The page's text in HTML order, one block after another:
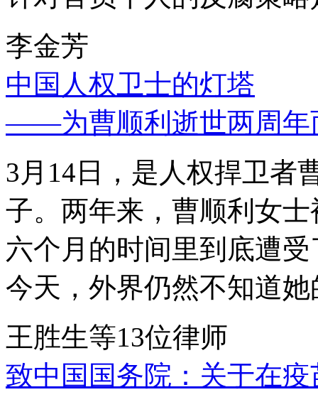
李金芳
中国人权卫士的灯塔
——为曹顺利逝世两周年
3月14日，是人权捍卫者
子。两年来，曹顺利女
六个月的时间里到底遭
今天，外界仍然不知道
王胜生等13位律师
致中国国务院：关于在